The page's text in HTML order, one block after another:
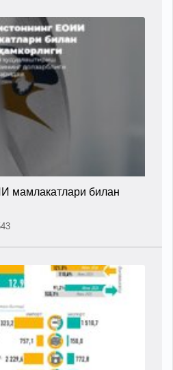
мамлакатлари билан